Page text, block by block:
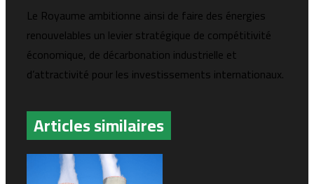
Le Royaume ambitionne ainsi de faire des énergies
renouvelables un levier stratégique de compétitivité
économique, de décarbonation industrielle et
d’attractivité pour les investissements internationaux.
Articles similaires